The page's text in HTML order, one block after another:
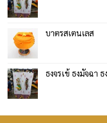
บาตรสเตนเลส
ธงจรเข้ ธงมัจฉา ธ